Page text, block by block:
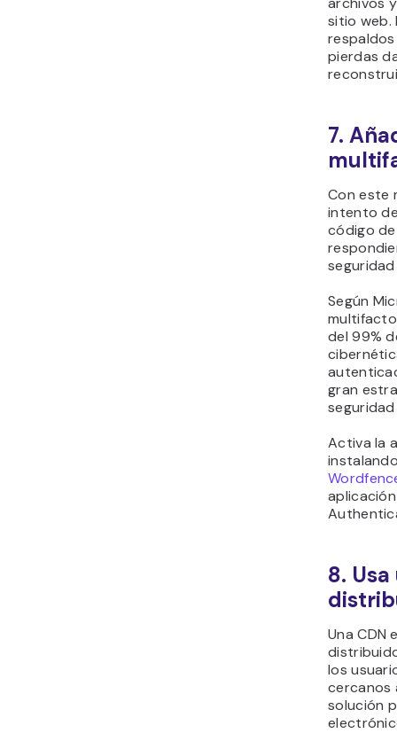
sitio web.
pierdas
7.
Con este
intento
código de
Según
del 99%
gran
Activa la
8.
Una CDN
los
cercanos
solución